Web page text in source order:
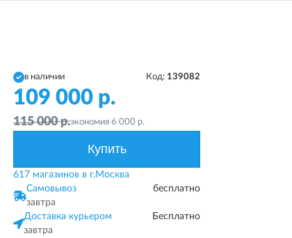
в наличии Код: 139082
109 000 р.
115 000р.экономия 6 000 р.
Купить
617 магазинов в г.Москва
Самовывоз
завтра
бесплатно
Доставка курьером
завтра
Бесплатно